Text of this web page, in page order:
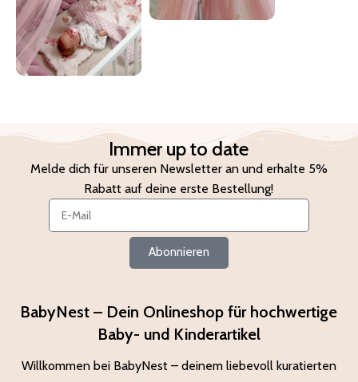
Immer up to date
Melde dich für unseren Newsletter an und erhalte 5%
Rabatt auf deine erste Bestellung!
Abonnieren
BabyNest – Dein Onlineshop für hochwertige
Baby- und Kinderartikel
Willkommen bei BabyNest – deinem liebevoll kuratierten